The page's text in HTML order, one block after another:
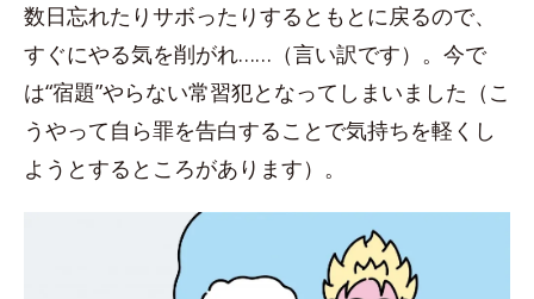
数日忘れたりサボったりするともとに戻るので、
すぐにやる気を削がれ……（言い訳です）。今で
は“宿題”やらない常習犯となってしまいました（こ
うやって自ら罪を告白することで気持ちを軽くし
ようとするところがあります）。